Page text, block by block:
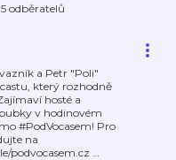
5 odběratelů
a Petr "Poli"
který rozhodně
hosté a
v hodinovém
#PodVocasem! Pro
na
podvocasem.cz …